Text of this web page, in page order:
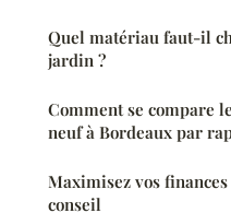
Quel matériau faut-il
jardin ?
Comment se compare
neuf à Bordeaux par
Maximisez vos
conseil